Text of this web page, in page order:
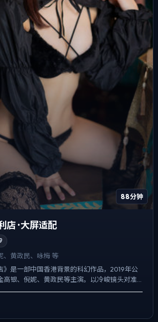
88分钟
店 · 大屏适配
、黄政民、咏梅 等
》是一部中国香港背景的科幻作品，2019年公
高银、倪妮、黄政民等主演。以冷峻镜头对准
真相并非一次性抛出，而是在对话与物件细...